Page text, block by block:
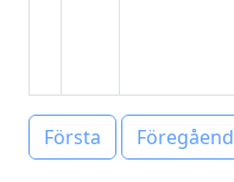
Första